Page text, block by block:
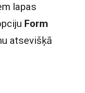
lapas
Form
atsevišķā